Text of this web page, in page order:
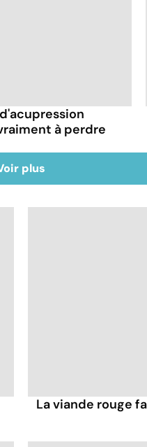
à perdre
plus
La viande rouge